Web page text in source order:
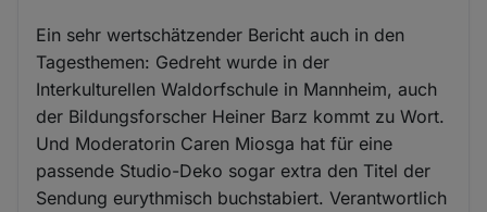
Ein sehr wertschätzender Bericht auch in den
Tagesthemen: Gedreht wurde in der
Interkulturellen Waldorfschule in Mannheim, auch
der Bildungsforscher Heiner Barz kommt zu Wort.
Und Moderatorin Caren Miosga hat für eine
passende Studio-Deko sogar extra den Titel der
Sendung eurythmisch buchstabiert. Verantwortlich